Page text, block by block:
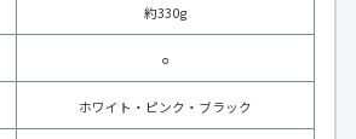
約330g
⚪︎
ホワイト・ピンク・ブラック